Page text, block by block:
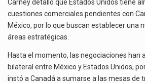
Carney detalló que Estados Unidos tiene
cuestiones comerciales pendientes con
México, por lo que buscan establecer una
áreas estratégicas.
Hasta el momento, las negociaciones han
bilateral entre México y Estados Unidos,
instó a Canadá a sumarse a las mesas de